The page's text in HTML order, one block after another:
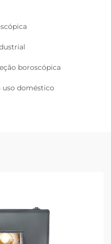
boroscópica
uso doméstico